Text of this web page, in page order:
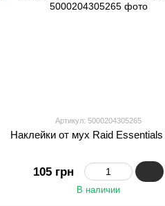
Артикул: 5000204305265
Наклейки от мух Raid
105 грн
В наличии